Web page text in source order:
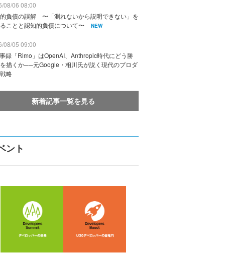
08/06 08:00
負債の誤解 〜「測れないから説明できない」を
ことと認知的負債について〜
NEW
08/05 09:00
録「Rimo」はOpenAI、Anthropic時代にどう勝
描くか──元Google・相川氏が説く現代のプロダ
略
新着記事一覧を見る
ント